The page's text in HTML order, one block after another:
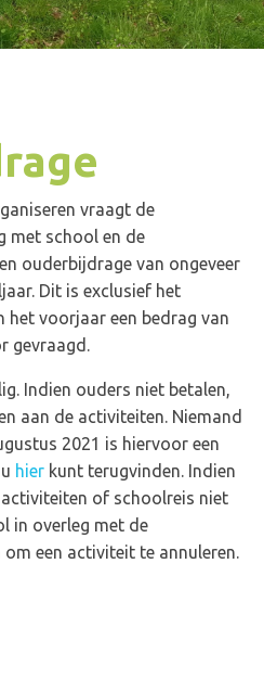
vraagt de
met school en de
ouderbijdrage van ongeveer
Dit is exclusief het
het voorjaar een bedrag van
gevraagd.
Indien ouders niet betalen,
aan de activiteiten. Niemand
2021 is hiervoor een
hier kunt terugvinden. Indien
of schoolreis niet
in overleg met de
een activiteit te annuleren.